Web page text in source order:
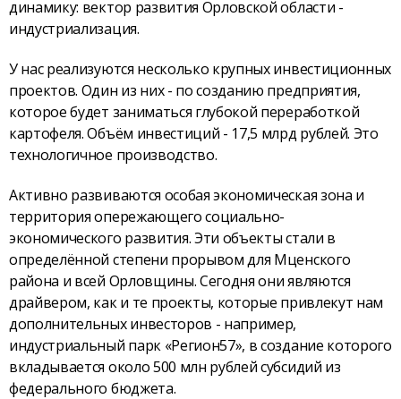
динамику: вектор развития Орловской области -
индустриализация.
У нас реализуются несколько крупных инвестиционных
проектов. Один из них - по созданию предприятия,
которое будет заниматься глубокой переработкой
картофеля. Объём инвестиций - 17,5 млрд рублей. Это
технологичное производство.
Активно развиваются особая экономическая зона и
территория опережающего социально-
экономического развития. Эти объекты стали в
определённой степени прорывом для Мценского
района и всей Орловщины. Сегодня они являются
драйвером, как и те проекты, которые привлекут нам
дополнительных инвесторов - например,
индустриальный парк «Регион57», в создание которого
вкладывается около 500 млн рублей субсидий из
федерального бюджета.